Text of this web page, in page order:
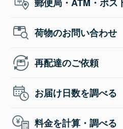
荷物のお問い合わせ
再配達のご依頼
お届け日数を調べる
料金を計算・調べる